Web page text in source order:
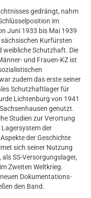
gedrängt, nahm
im
Juni 1933 bis Mai 1939
Kurfürsten
weibliche Schutzhaft. Die
und Frauen-KZ ist
zudem das erste seiner
Schutzhaftlager für
Lichtenburg von 1941
genutzt.
Studien zur Verortung
der
der Geschichte
sich seiner Nutzung
SS-Versorgungslager,
Zweiten Weltkrieg.
Dokumentations-
den Band.